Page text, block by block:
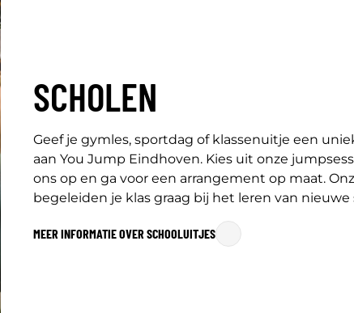
SCHOLEN
Geef je gymles, sportdag of klassenuitje een
aan You Jump Eindhoven. Kies uit onze
ons op en ga voor een arrangement op maat.
begeleiden je klas graag bij het leren van
MEER INFORMATIE OVER SCHOOLUITJES